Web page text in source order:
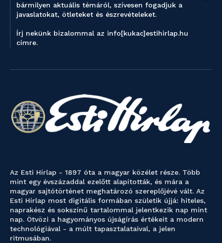
bármilyen aktuális témáról, szívesen fogadjuk a
javaslatokat, ötleteket és észrevételeket.
Írj nekünk bizalommal az info[kukac]estihirlap.hu
címre.
Az Esti Hírlap - 1897 óta a magyar közélet része. Több
mint egy évszázaddal ezelőtt alapították, és mára a
magyar sajtótörténet meghatározó szereplőjévé vált. Az
Esti Hírlap most digitális formában születik újjá: hiteles,
naprakész és sokszínű tartalommal jelentkezik nap mint
nap. Ötvözi a hagyományos újságírás értékeit a modern
technológiával - a múlt tapasztalataival, a jelen
ritmusában.